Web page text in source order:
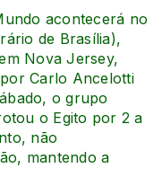
acontecerá no
de Brasília),
Nova Jersey,
Carlo Ancelotti
o grupo
o Egito por 2 a
não
mantendo a